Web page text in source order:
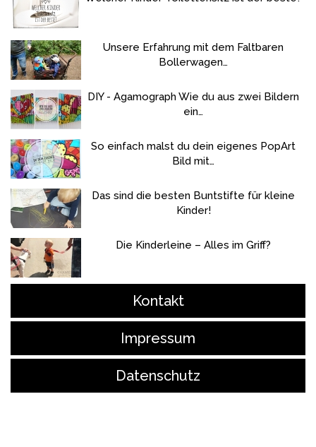
Unsere Erfahrung mit dem Faltbaren
Bollerwagen…
DIY - Agamograph Wie du aus zwei Bildern
ein…
So einfach malst du dein eigenes PopArt
Bild mit…
Das sind die besten Buntstifte für kleine
Kinder!
Die Kinderleine – Alles im Griff?
Kontakt
Impressum
Datenschutz